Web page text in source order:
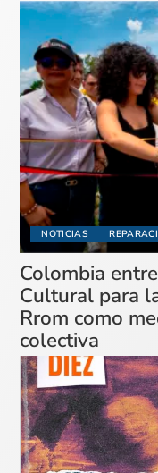
NOTICIAS
Colombia
Cultural para
Rrom como
colectiva